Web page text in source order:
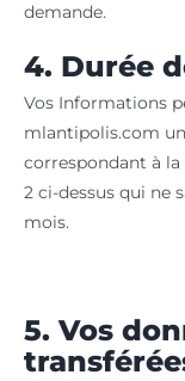
demande.
4. Durée
Vos Informations
mlantipolis.com
correspondant à
2 ci-dessus qui ne
mois.
5. Vos